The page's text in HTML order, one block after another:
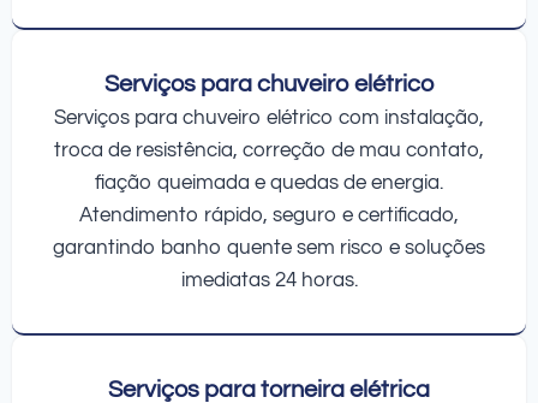
Serviços para chuveiro elétrico
Serviços para chuveiro elétrico com instalação,
troca de resistência, correção de mau contato,
fiação queimada e quedas de energia.
Atendimento rápido, seguro e certificado,
garantindo banho quente sem risco e soluções
imediatas 24 horas.
Serviços para torneira elétrica